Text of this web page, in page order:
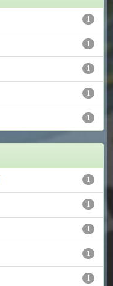
1
1
1
1
1
1
1
1
1
1